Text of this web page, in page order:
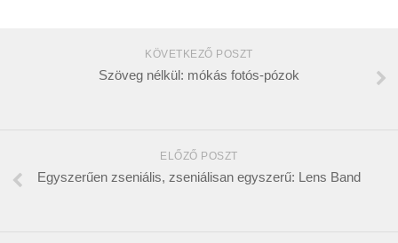
KÖVETKEZŐ POSZT
Szöveg nélkül: mókás fotós-pózok
ELŐZŐ POSZT
Egyszerűen zseniális, zseniálisan egyszerű: Lens Band